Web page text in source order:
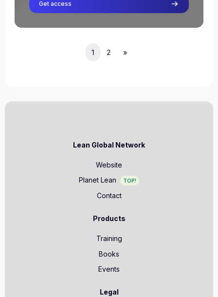
Get access
1
(current)
2 »
Volgende pagina
Lean Global Network
Website
Planet Lean
TOP!
Contact
Products
Training
Books
Events
Legal